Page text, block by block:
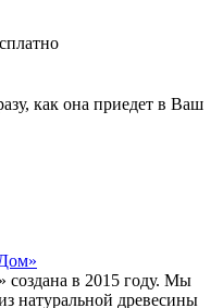
как она приедет в Ваш
в 2015 году. Мы
натуральной древесины